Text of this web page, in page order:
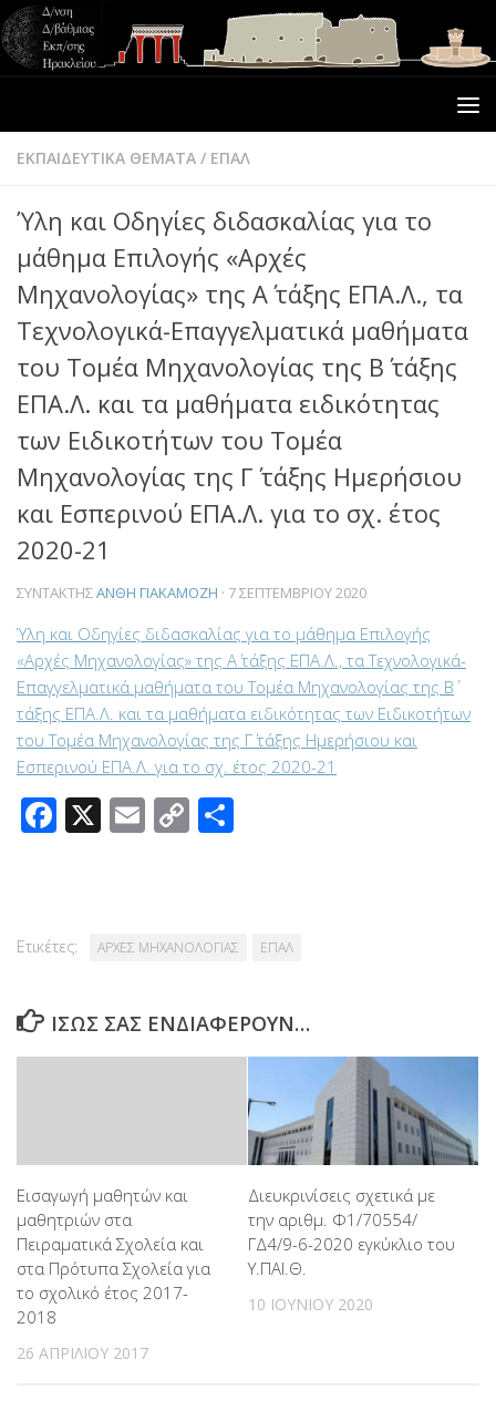
ΕΚΠΑΙΔΕΥΤΙΚΑ ΘΕΜΑΤΑ / ΕΠΑΛ
Ύλη και Οδηγίες διδασκαλίας για το
μάθημα Επιλογής «Αρχές
Μηχανολογίας» της Α΄ τάξης ΕΠΑ.Λ., τα
Τεχνολογικά-Επαγγελματικά μαθήματα
του Τομέα Μηχανολογίας της Β΄ τάξης
ΕΠΑ.Λ. και τα μαθήματα ειδικότητας
των Ειδικοτήτων του Τομέα
Μηχανολογίας της Γ΄ τάξης Ημερήσιου
και Εσπερινού ΕΠΑ.Λ. για το σχ. έτος
2020-21
ΣΥΝΤΆΚΤΗΣΑΝΘΗ ΓΙΑΚΑΜΟΖΗ · 7 ΣΕΠΤΕΜΒΡΊΟΥ 2020
Ύλη και Οδηγίες διδασκαλίας για το μάθημα Επιλογής
«Αρχές Μηχανολογίας» της Α΄ τάξης ΕΠΑ.Λ., τα Τεχνολογικά-
Επαγγελματικά μαθήματα του Τομέα Μηχανολογίας της Β΄
τάξης ΕΠΑ.Λ. και τα μαθήματα ειδικότητας των Ειδικοτήτων
του Τομέα Μηχανολογίας της Γ΄ τάξης Ημερήσιου και
Εσπερινού ΕΠΑ.Λ. για το σχ. έτος 2020-21
Facebook
X Email
Copy
Ετικέτες: ΑΡΧΕΣ ΜΗΧΑΝΟΛΟΓΙΑΣ ΕΠΑΛ
ΊΣΩΣ ΣΑΣ ΕΝΔΙΑΦΈΡΟΥΝ…
Εισαγωγή μαθητών και
μαθητριών στα
Πειραματικά Σχολεία και
στα Πρότυπα Σχολεία για
το σχολικό έτος 2017-
2018
26 ΑΠΡΙΛΊΟΥ 2017
Διευκρινίσεις σχετικά με
την αριθμ. Φ1/70554/
ΓΔ4/9-6-2020 εγκύκλιο του
Υ.ΠΑΙ.Θ.
10 ΙΟΥΝΊΟΥ 2020